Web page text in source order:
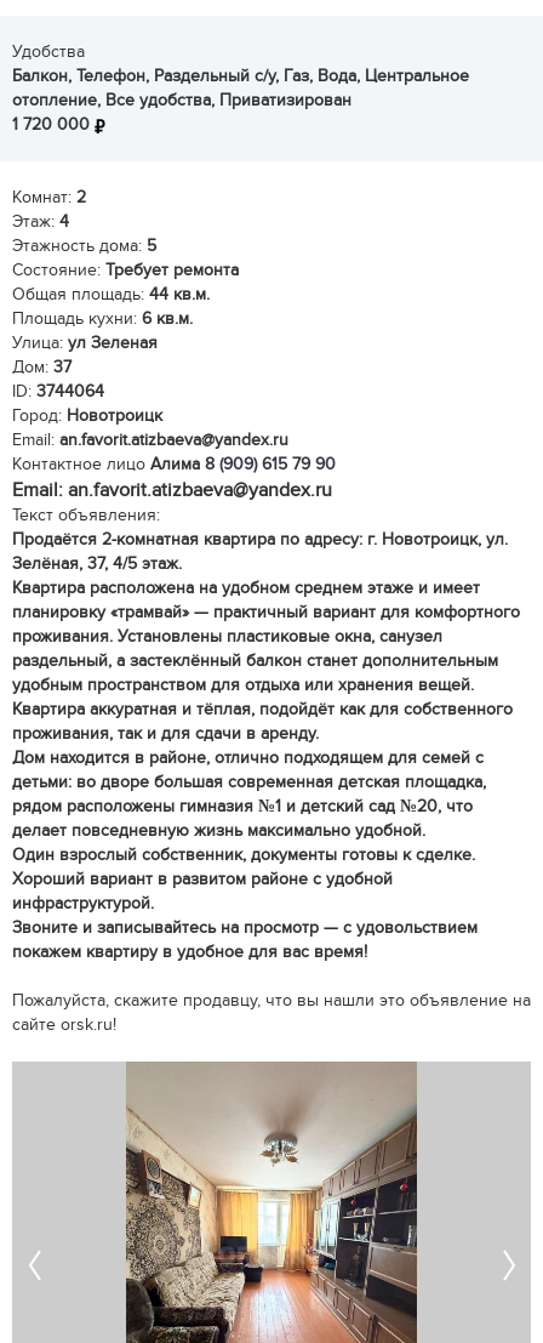
Удобства
Балкон, Телефон, Раздельный с/у, Газ, Вода, Центральное
отопление, Все удобства, Приватизирован
1 720 000
Комнат: 2
Этаж: 4
Этажность дома: 5
Состояние: Требует ремонта
Общая площадь: 44 кв.м.
Площадь кухни: 6 кв.м.
Улица: ул Зеленая
Дом: 37
ID: 3744064
Город: Новотроицк
Email: an.favorit.atizbaeva@yandex.ru
Контактное лицо Алима 8 (909) 615 79 90
Email: an.favorit.atizbaeva@yandex.ru
Текст объявления:
Продаётся 2-комнатная квартира по адресу: г. Новотроицк, ул.
Зелёная, 37, 4/5 этаж.
Квартира расположена на удобном среднем этаже и имеет
планировку «трамвай» — практичный вариант для комфортного
проживания. Установлены пластиковые окна, санузел
раздельный, а застеклённый балкон станет дополнительным
удобным пространством для отдыха или хранения вещей.
Квартира аккуратная и тёплая, подойдёт как для собственного
проживания, так и для сдачи в аренду.
Дом находится в районе, отлично подходящем для семей с
детьми: во дворе большая современная детская площадка,
рядом расположены гимназия №1 и детский сад №20, что
делает повседневную жизнь максимально удобной.
Один взрослый собственник, документы готовы к сделке.
Хороший вариант в развитом районе с удобной
инфраструктурой.
Звоните и записывайтесь на просмотр — с удовольствием
покажем квартиру в удобное для вас время!
Пожалуйста, скажите продавцу, что вы нашли это объявление на
сайте orsk.ru!